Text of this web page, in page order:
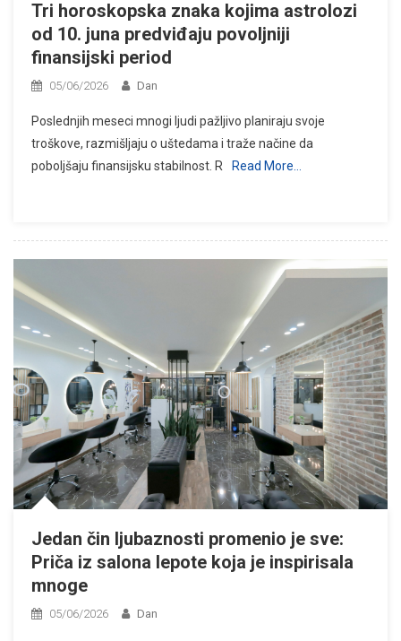
Tri horoskopska znaka kojima astrolozi
od 10. juna predviđaju povoljniji
finansijski period
05/06/2026 Dan
Poslednjih meseci mnogi ljudi pažljivo planiraju svoje
troškove, razmišljaju o uštedama i traže načine da
poboljšaju finansijsku stabilnost. R
Read More…
Jedan čin ljubaznosti promenio je sve:
Priča iz salona lepote koja je inspirisala
mnoge
05/06/2026 Dan